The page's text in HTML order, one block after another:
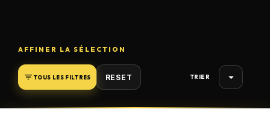
AFFINER LA SÉLECTION
TOUS LES FILTRES RESET 